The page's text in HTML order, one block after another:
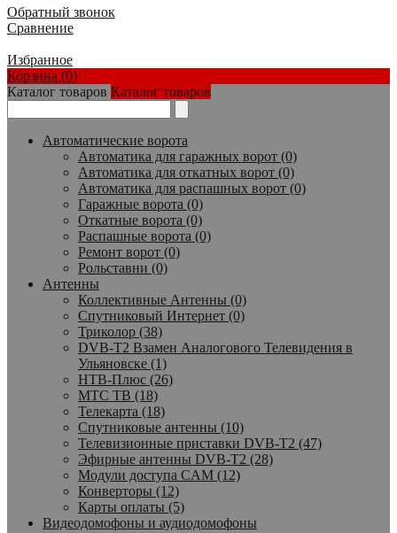
Обратный звонок
Сравнение
Избранное
Корзина (0)
Каталог товаров Каталог товаров
Автоматические ворота
Автоматика для гаражных ворот (0)
Автоматика для откатных ворот (0)
Автоматика для распашных ворот (0)
Гаражные ворота (0)
Откатные ворота (0)
Распашные ворота (0)
Ремонт ворот (0)
Рольставни (0)
Антенны
Коллективные Антенны (0)
Спутниковый Интернет (0)
Триколор (38)
DVB-T2 Взамен Аналогового Телевидения в
Ульяновске (1)
НТВ-Плюс (26)
МТС ТВ (18)
Телекарта (18)
Спутниковые антенны (10)
Телевизионные приставки DVB-T2 (47)
Эфирные антенны DVB-T2 (28)
Модули доступа CAM (12)
Конверторы (12)
Карты оплаты (5)
Видеодомофоны и аудиодомофоны